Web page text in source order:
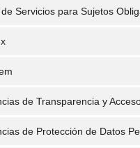
Servicios para Sujetos
de Transparencia y
de Protección de Datos